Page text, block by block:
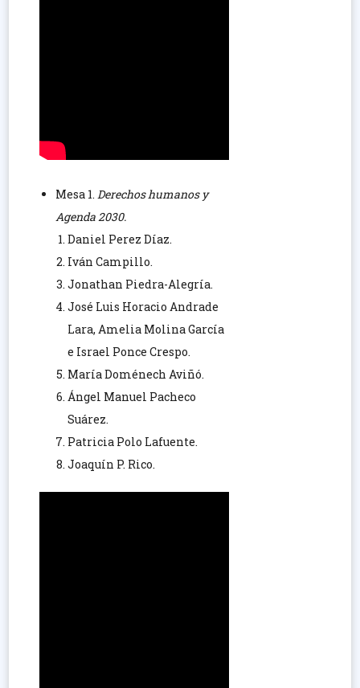
Mesa 1. Derechos humanos y
Agenda 2030.
Daniel Perez Díaz.
Iván Campillo.
Jonathan Piedra-Alegría.
José Luis Horacio Andrade
Lara, Amelia Molina García
e Israel Ponce Crespo.
María Doménech Aviñó.
Ángel Manuel Pacheco
Suárez.
Patricia Polo Lafuente.
Joaquín P. Rico.